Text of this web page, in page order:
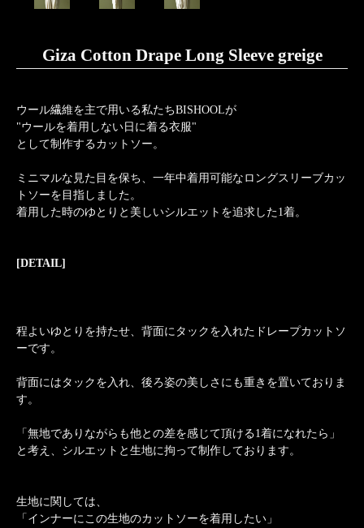
Giza Cotton Drape Long Sleeve greige
ウール繊維を主で用いる私たちBISHOOLが
"ウールを着用しない日に着る衣服"
として制作するカットソー。
ミニマルな見た目を保ち、一年中着用可能なロングスリーブカッ
トソーを目指しました。
着用した時のゆとりと美しいシルエットを追求した1着。
[DETAIL]
程よいゆとりを持たせ、背面にタックを入れたドレープカットソ
ーです。
背面にはタックを入れ、後ろ姿の美しさにも重きを置いておりま
す。
「無地でありながらも他との差を感じて頂ける1着になれたら」
と考え、シルエットと生地に拘って制作しております。
生地に関しては、
「インナーにこの生地のカットソーを着用したい」